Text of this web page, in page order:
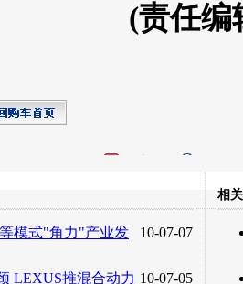
(责任编
转发至：
10-07-07
模式"角力"产业发
10-07-05
LEXUS推混合动力
相